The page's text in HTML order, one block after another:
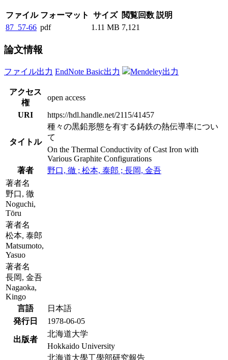
ファイル フォーマット サイズ 閲覧回数 説明
87_57-66 pdf 1.11 MB 7,121
論文情報
ファイル出力 EndNote Basic出力 Mendeley出力
アクセス
権
open access
URI
https://hdl.handle.net/2115/41457
タイトル
種々の黒鉛形態を有する鋳鉄の熱伝導率につい
て
On the Thermal Conductivity of Cast Iron with
Various Graphite Configurations
著者
野口, 徹 ; 松本, 泰郎 ; 長岡, 金吾
著者名
野口, 徹
Noguchi,
Tōru
著者名
松本, 泰郎
Matsumoto,
Yasuo
著者名
長岡, 金吾
Nagaoka,
Kingo
言語
日本語
発行日
1978-06-05
出版者
北海道大学
Hokkaido University
北海道大學工學部研究報告